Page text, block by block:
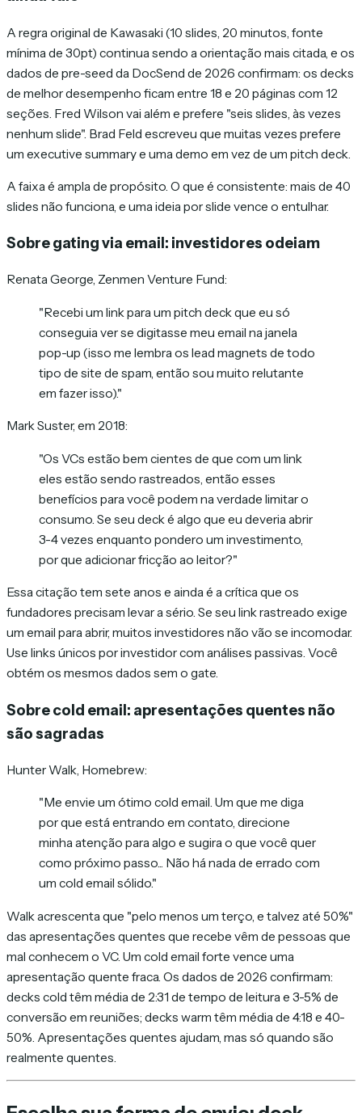
A regra original de Kawasaki (10 slides, 20 minutos, fonte
mínima de 30pt) continua sendo a orientação mais citada, e os
dados de pre-seed da DocSend de 2026 confirmam: os decks
de melhor desempenho ficam entre 18 e 20 páginas com 12
seções. Fred Wilson vai além e prefere "seis slides, às vezes
nenhum slide". Brad Feld escreveu que muitas vezes prefere
um executive summary e uma demo em vez de um pitch deck.
A faixa é ampla de propósito. O que é consistente: mais de 40
slides não funciona, e uma ideia por slide vence o entulhar.
Sobre gating via email: investidores odeiam
Renata George, Zenmen Venture Fund:
"Recebi um link para um pitch deck que eu só
conseguia ver se digitasse meu email na janela
pop-up (isso me lembra os lead magnets de todo
tipo de site de spam, então sou muito relutante
em fazer isso)."
Mark Suster, em 2018:
"Os VCs estão bem cientes de que com um link
eles estão sendo rastreados, então esses
benefícios para você podem na verdade limitar o
consumo. Se seu deck é algo que eu deveria abrir
3-4 vezes enquanto pondero um investimento,
por que adicionar fricção ao leitor?"
Essa citação tem sete anos e ainda é a crítica que os
fundadores precisam levar a sério. Se seu link rastreado exige
um email para abrir, muitos investidores não vão se incomodar.
Use links únicos por investidor com análises passivas. Você
obtém os mesmos dados sem o gate.
Sobre cold email: apresentações quentes não
são sagradas
Hunter Walk, Homebrew:
"Me envie um ótimo cold email. Um que me diga
por que está entrando em contato, direcione
minha atenção para algo e sugira o que você quer
como próximo passo... Não há nada de errado com
um cold email sólido."
Walk acrescenta que "pelo menos um terço, e talvez até 50%"
das apresentações quentes que recebe vêm de pessoas que
mal conhecem o VC. Um cold email forte vence uma
apresentação quente fraca. Os dados de 2026 confirmam:
decks cold têm média de 2:31 de tempo de leitura e 3-5% de
conversão em reuniões; decks warm têm média de 4:18 e 40-
50%. Apresentações quentes ajudam, mas só quando são
realmente quentes.